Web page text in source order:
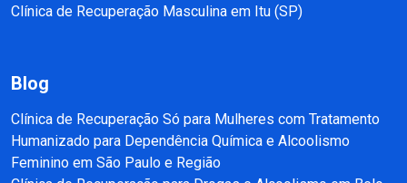
Clínica de Recuperação Masculina em Itu (SP)
Blog
Clínica de Recuperação Só para Mulheres com Tratamento
Humanizado para Dependência Química e Alcoolismo
Feminino em São Paulo e Região